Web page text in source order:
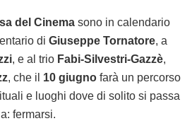
del Cinema sono in calendario
di Giuseppe Tornatore, a
, e al trio Fabi-Silvestri-Gazzè,
, che il 10 giugno farà un percorso
e luoghi dove di solito si passa
fermarsi.